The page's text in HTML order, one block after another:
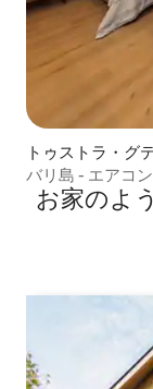
トゥストラ・グ
ート
バリ島 - エアコ
お家のよ